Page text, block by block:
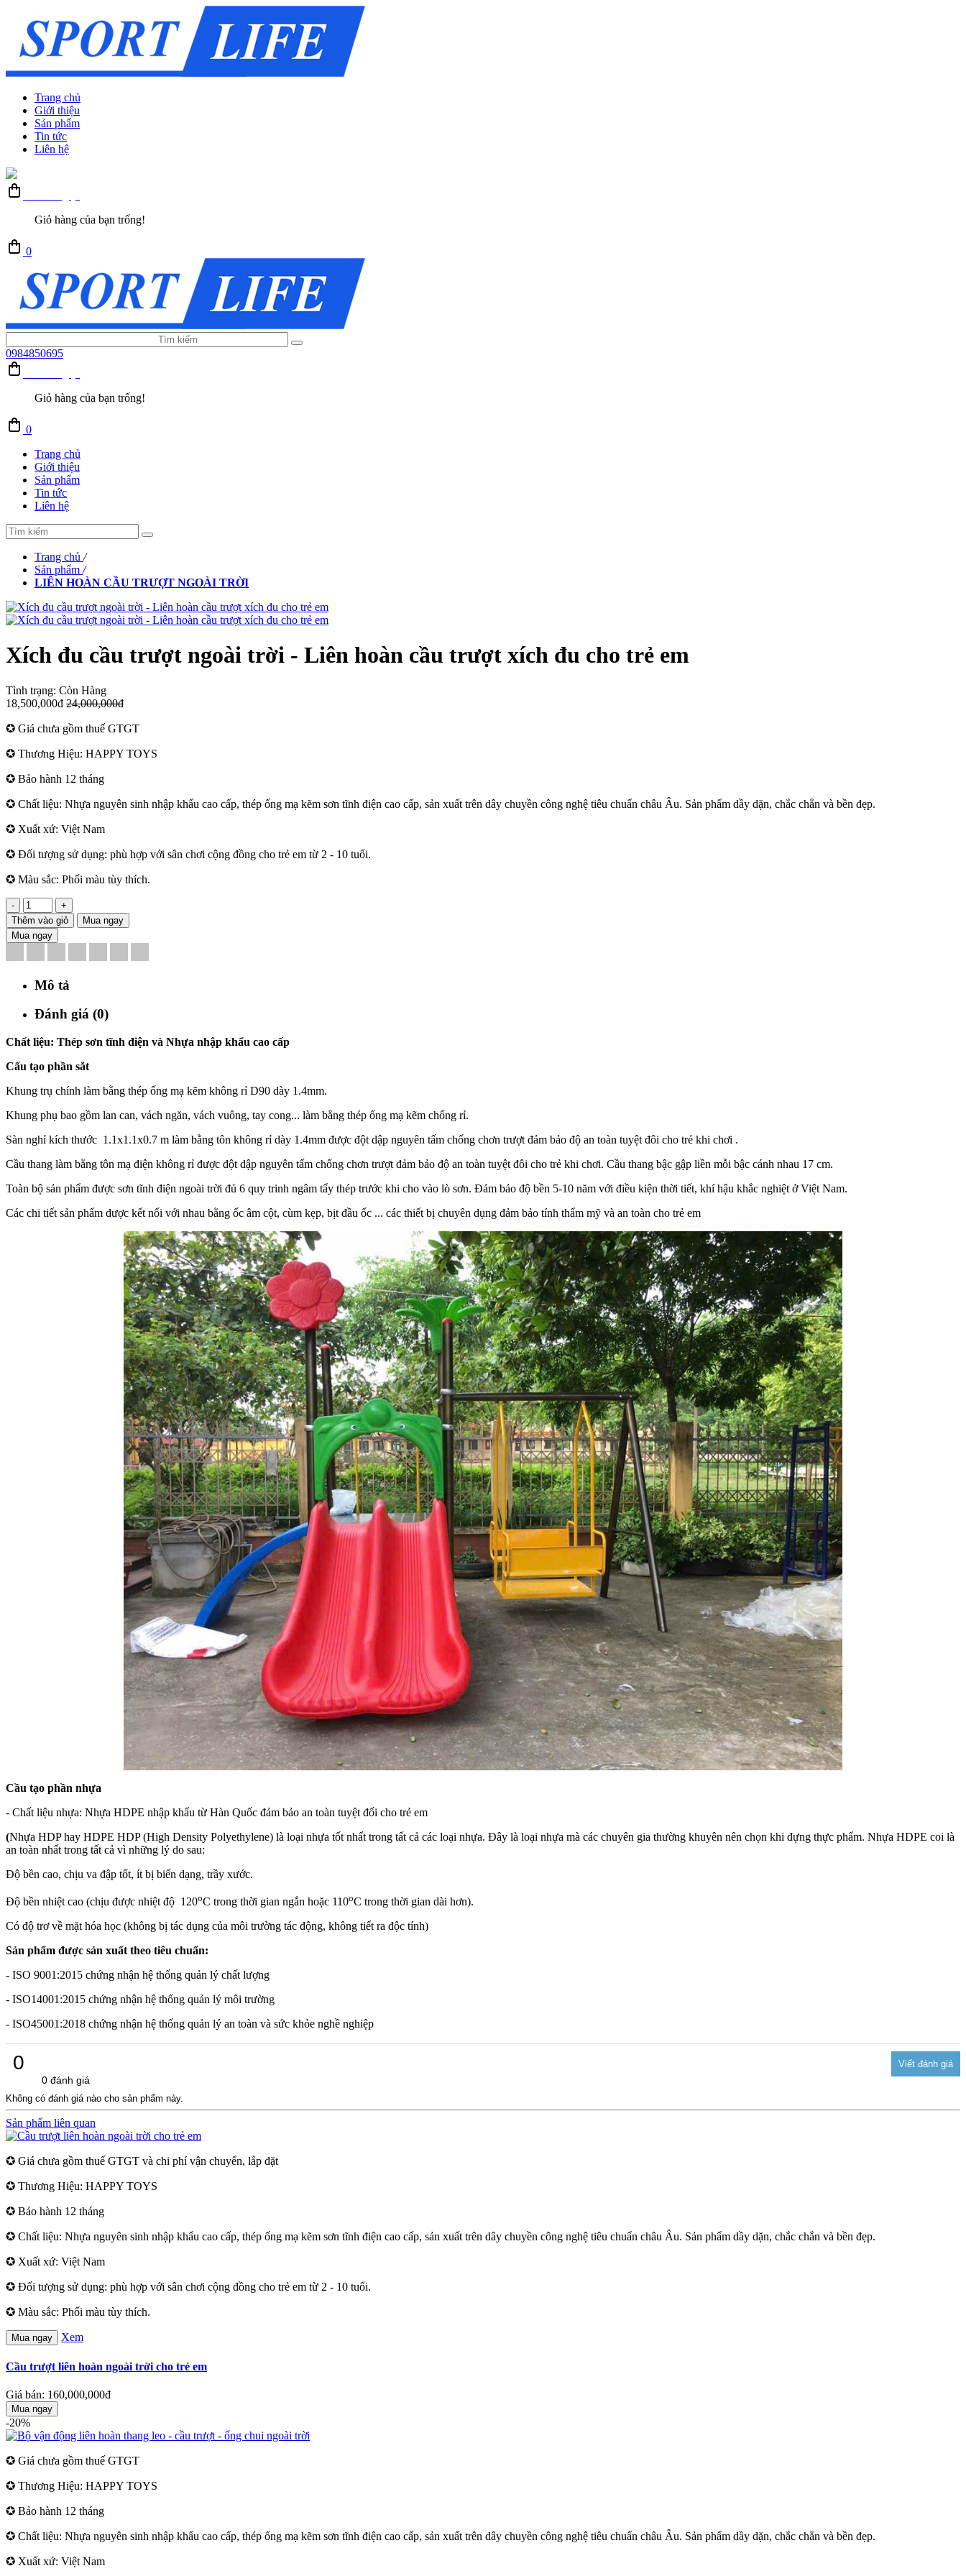
Trang chủ
Giới thiệu
Sản phẩm
Tin tức
Liên hệ
Giỏ hàng của bạn trống!
0
0984850695
Giỏ hàng của bạn trống!
0
Trang chủ
Giới thiệu
Sản phẩm
Tin tức
Liên hệ
Trang chủ /
Sản phẩm /
LIÊN HOÀN CẦU TRƯỢT NGOÀI TRỜI
Xích đu cầu trượt ngoài trời - Liên hoàn cầu trượt xích đu cho trẻ em
Tình trạng: Còn Hàng
18,500,000đ 24,000,000đ
✪ Giá chưa gồm thuế GTGT
✪ Thương Hiệu: HAPPY TOYS
✪ Bảo hành 12 tháng
✪ Chất liệu: Nhựa nguyên sinh nhập khẩu cao cấp, thép ống mạ kẽm sơn tĩnh điện cao cấp, sản xuất trên dây chuyền công nghệ tiêu chuẩn châu Âu. Sản phẩm dầy dặn, chắc chắn và bền đẹp.
✪ Xuất xứ: Việt Nam
✪ Đối tượng sử dụng: phù hợp với sân chơi cộng đồng cho trẻ em từ 2 - 10 tuổi.
✪ Màu sắc: Phối màu tùy thích.
-
+
Thêm vào giỏ
Mua ngay
Mua ngay
Mô tả
Đánh giá (0)
Chất liệu: Thép sơn tĩnh điện và Nhựa nhập khẩu cao cấp
Cấu tạo phần sắt
Khung trụ chính làm bằng thép ống mạ kẽm không rỉ D90 dày 1.4mm.
Khung phụ bao gồm lan can, vách ngăn, vách vuông, tay cong... làm bằng thép ống mạ kẽm chống rỉ.
Sàn nghỉ kích thước 1.1x1.1x0.7 m làm bằng tôn không rỉ dày 1.4mm được đột dập nguyên tấm chống chơn trượt đảm bảo độ an toàn tuyệt đôi cho trẻ khi chơi .
Cầu thang làm bằng tôn mạ điện không rỉ được đột dập nguyên tấm chống chơn trượt đảm bảo độ an toàn tuyệt đôi cho trẻ khi chơi. Cầu thang bậc gập liền mỗi bậc cánh nhau 17 cm.
Toàn bộ sản phẩm được sơn tĩnh điện ngoài trời đủ 6 quy trinh ngâm tẩy thép trước khi cho vào lò sơn. Đảm bảo độ bền 5-10 năm với điều kiện thời tiết, khí hậu khắc nghiệt ở Việt Nam.
Các chi tiết sản phẩm được kết nối với nhau bằng ốc âm cột, cùm kẹp, bịt đầu ốc ... các thiết bị chuyên dụng đảm bảo tính thẩm mỹ và an toàn cho trẻ em
Cầu tạo phần nhựa
- Chất liệu nhựa: Nhựa HDPE nhập khẩu từ Hàn Quốc đảm bảo an toàn tuyệt đối cho trẻ em
(Nhựa HDP hay HDPE HDP (High Density Polyethylene) là loại nhựa tốt nhất trong tất cả các loại nhựa. Đây là loại nhựa mà các chuyên gia thường khuyên nên chọn khi đựng thực phẩm. Nhựa HDPE coi là
an toàn nhất trong tất cả vì những lý do sau:
Độ bền cao, chịu va đập tốt, ít bị biến dạng, trầy xước.
Độ bền nhiệt cao (chịu được nhiệt độ 120oC trong thời gian ngắn hoặc 110oC trong thời gian dài hơn).
Có độ trơ về mặt hóa học (không bị tác dụng của môi trường tác động, không tiết ra độc tính)
Sản phẩm được sản xuất theo tiêu chuẩn:
- ISO 9001:2015 chứng nhận hệ thống quản lý chất lượng
- ISO14001:2015 chứng nhận hệ thống quản lý môi trường
- ISO45001:2018 chứng nhận hệ thống quản lý an toàn và sức khỏe nghề nghiệp
0
0 đánh giá
Không có đánh giá nào cho sản phẩm này.
Sản phẩm liên quan
✪ Giá chưa gồm thuế GTGT và chi phí vận chuyển, lắp đặt
✪ Thương Hiệu: HAPPY TOYS
✪ Bảo hành 12 tháng
✪ Chất liệu: Nhựa nguyên sinh nhập khẩu cao cấp, thép ống mạ kẽm sơn tĩnh điện cao cấp, sản xuất trên dây chuyền công nghệ tiêu chuẩn châu Âu. Sản phẩm dầy dặn, chắc chắn và bền đẹp.
✪ Xuất xứ: Việt Nam
✪ Đối tượng sử dụng: phù hợp với sân chơi cộng đồng cho trẻ em từ 2 - 10 tuổi.
✪ Màu sắc: Phối màu tùy thích.
Mua ngay Xem
Cầu trượt liên hoàn ngoài trời cho trẻ em
Giá bán: 160,000,000đ
Mua ngay
-20%
✪ Giá chưa gồm thuế GTGT
✪ Thương Hiệu: HAPPY TOYS
✪ Bảo hành 12 tháng
✪ Chất liệu: Nhựa nguyên sinh nhập khẩu cao cấp, thép ống mạ kẽm sơn tĩnh điện cao cấp, sản xuất trên dây chuyền công nghệ tiêu chuẩn châu Âu. Sản phẩm dầy dặn, chắc chắn và bền đẹp.
✪ Xuất xứ: Việt Nam